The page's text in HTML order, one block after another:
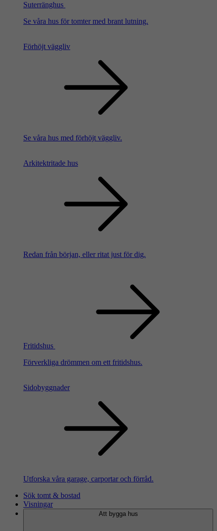
Suterränghus
Se våra hus för tomter med brant lutning.
Förhöjt väggliv
Se våra hus med förhöjt väggliv.
Arkitektritade hus
Redan från början, eller ritat just för dig.
Fritidshus
Förverkliga drömmen om ett fritidshus.
Sidobyggnader
Utforska våra garage, carportar och förråd.
Sök tomt & bostad
Visningar
Att bygga hus